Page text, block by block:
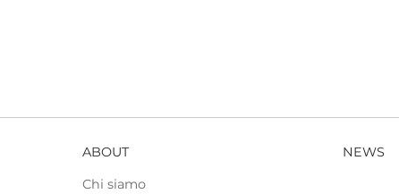
ABOUT
Chi siamo
NEWS